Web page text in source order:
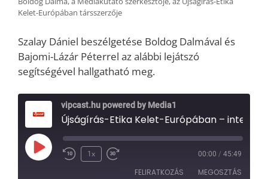
Kelet-Európában társszerzője
Szalay Dániel beszélgetése Boldog Dalmával és
Bajomi-Lázár Péterrel az alábbi lejátszó
segítségével hallgatható meg.
vipcast.hu powered by Media1
Play
1x 00:00 / 45:49
FELIRATKOZÁS MEGOSZTÁS